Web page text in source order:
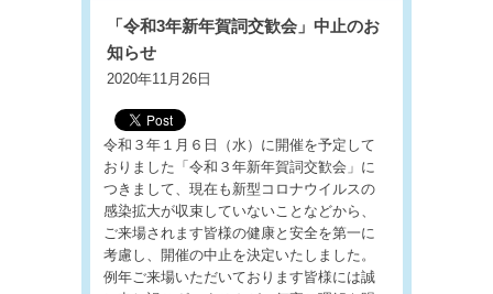
「令和3年新年賀詞交歓会」中止のお
知らせ
2020年11月26日
令和３年１月６日（水）に開催を予定して
おりました「令和３年新年賀詞交歓会」に
つきまして、現在も新型コロナウイルスの
感染拡大が収束していないことなどから、
ご来場されます皆様の健康と安全を第一に
考慮し、開催の中止を決定いたしました。
例年ご来場いただいております皆様には誠